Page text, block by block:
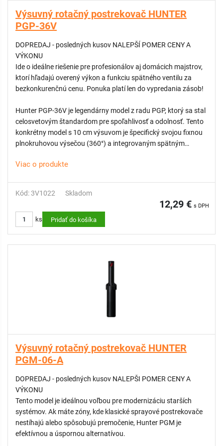
- Fixná 360° výseč: Ideálne riešenie pre centrálne časti veľkých
plôch, kde je potrebný nepretržitý plný kruh závlahy.
- Vysoká odolnosť: Odolné puzdro a silná nerezová pružina
zaisťujú bezproblémový návrat 30 cm piestu do základnej
- Široký dosah: S dostrekom až do 15,8 metra efektívne pokryje
aj rozľahlé parkové plochy a záhrady.
Výsuvný rotačný postrekovač HUNTER
PGP-36V
DOPREDAJ - posledných kusov NALEPŠÍ POMER CENY A
VÝKONU
Ide o ideálne riešenie pre profesionálov aj domácich majstrov,
ktorí hľadajú overený výkon a funkciu spätného ventilu za
bezkonkurenčnú cenu. Ponuka platí len do vypredania zásob!
Hunter PGP-36V je legendárny model z radu PGP, ktorý sa stal
celosvetovým štandardom pre spoľahlivosť a odolnosť. Tento
konkrétny model s 10 cm výsuvom je špecifický svojou fixnou
plnokruhovou výsečou (360°) a integrovaným spätným
inštaláciách v členitom teréne, pretože zabraňuje vytekaniu
- Fixná 360° výseč: Navrhnutý pre stredové sekcie trávnikov,
pôdnych podmienkach.
Viac o produkte
Kód: 3V1022 Skladom
12,29 € s DPH
ks Pridať do košíka
Výsuvný rotačný postrekovač HUNTER
PGM-06-A
DOPREDAJ - posledných kusov NALEPŠI POMER CENY A
VÝKONU
Tento model je ideálnou voľbou pre modernizáciu starších
systémov. Ak máte zóny, kde klasické sprayové postrekovače
nestíhajú alebo spôsobujú premočenie, Hunter PGM je
efektívnou a úspornou alternatívou.